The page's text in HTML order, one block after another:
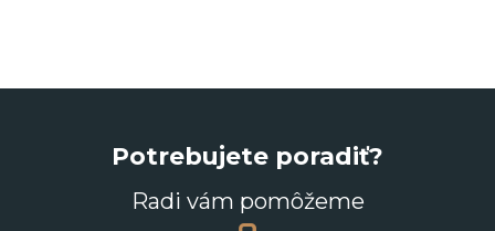
Potrebujete poradiť?
Radi vám pomôžeme